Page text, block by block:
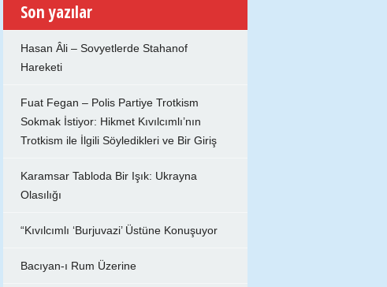
Son yazılar
Hasan Âli – Sovyetlerde Stahanof
Hareketi
Fuat Fegan – Polis Partiye Trotkism
Sokmak İstiyor: Hikmet Kıvılcımlı’nın
Trotkism ile İlgili Söyledikleri ve Bir Giriş
Karamsar Tabloda Bir Işık: Ukrayna
Olasılığı
“Kıvılcımlı ‘Burjuvazi’ Üstüne Konuşuyor
Bacıyan-ı Rum Üzerine